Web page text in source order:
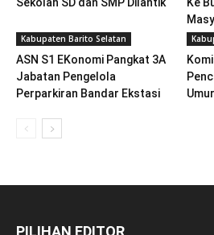
Kabupaten Barito Selatan
ASN S1 EKonomi Pangkat 3A
Jabatan Pengelola
Perparkiran Bandar Ekstasi
Umur
PILIHAN EDITOR